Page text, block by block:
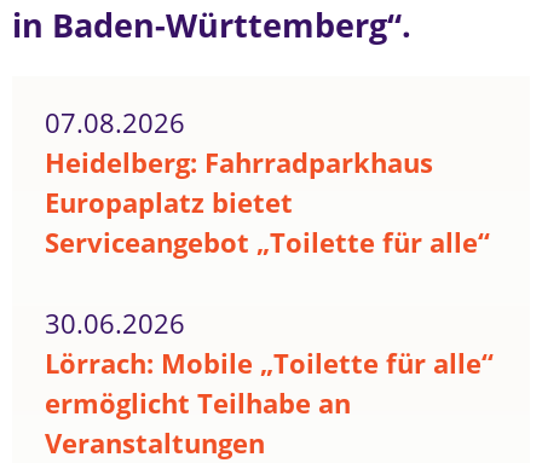
in Baden-Württemberg“.
07.08.2026
Heidelberg: Fahrradparkhaus
Europaplatz bietet
Serviceangebot „Toilette für alle“
30.06.2026
Lörrach: Mobile „Toilette für alle“
ermöglicht Teilhabe an
Veranstaltungen